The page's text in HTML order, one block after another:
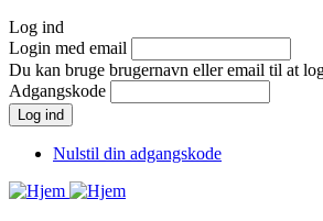
Log ind
Login med email
Du kan bruge brugernavn eller email til at
Adgangskode
Nulstil din adgangskode